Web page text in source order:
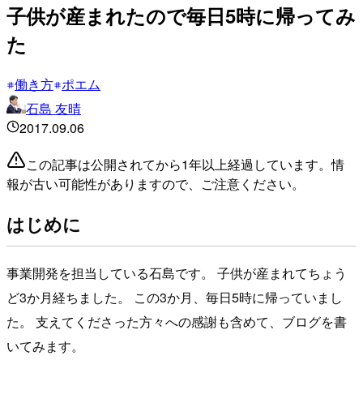
子供が産まれたので毎日5時に帰ってみ
た
働き方 ポエム
石島 友晴
2017.09.06
この記事は公開されてから1年以上経過しています。情
報が古い可能性がありますので、ご注意ください。
はじめに
事業開発を担当している石島です。 子供が産まれてちょう
ど3か月経ちました。 この3か月、毎日5時に帰っていまし
た。 支えてくださった方々への感謝も含めて、ブログを書
いてみます。